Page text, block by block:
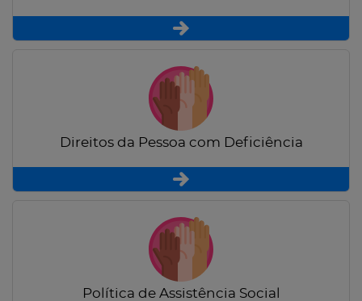
Direitos da Pessoa com Deficiência
Política de Assistência Social